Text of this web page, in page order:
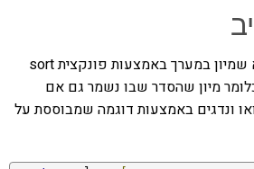
שינוי משמעותי נוסף הוא שמיון במערך באמצעות פונקצית sort
מיון שהסדר שבו נשמר גם אם
ונדגים באמצעות דוגמה שמבוססת על